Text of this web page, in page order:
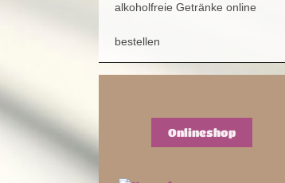
alkoholfreie Getränke online
bestellen
Onlineshop